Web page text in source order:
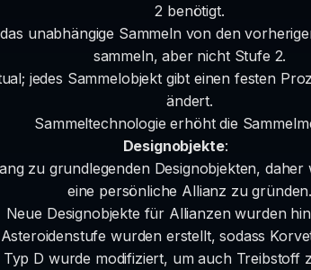
2 benötigt.
unabhängige Sammeln von den
sammeln, aber nicht Stufe 2.
jedes Sammelobjekt gibt einen festen
ändert.
Sammeltechnologie erhöht die
Designobjekte:
zu grundlegenden Designobjekten,
eine persönliche Allianz zu gründen.
Neue Designobjekte für Allianzen wurden
wurden erstellt, sodass
Typ D wurde modifiziert, um auch Treibstoff